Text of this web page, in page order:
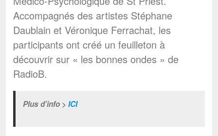
Accompagnés des artistes Stéphane
Daublain et Véronique Ferrachat, les
participants ont créé un feuilleton à
découvrir sur « les bonnes ondes » de
RadioB.
Plus d’info > ICI